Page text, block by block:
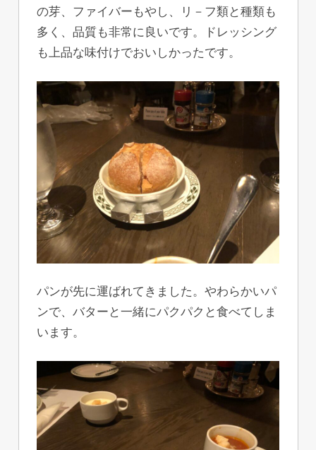
の芽、ファイバーもやし、リ－フ類と種類も
多く、品質も非常に良いです。ドレッシング
も上品な味付けでおいしかったです。
パンが先に運ばれてきました。やわらかいパ
ンで、バターと一緒にパクパクと食べてしま
います。